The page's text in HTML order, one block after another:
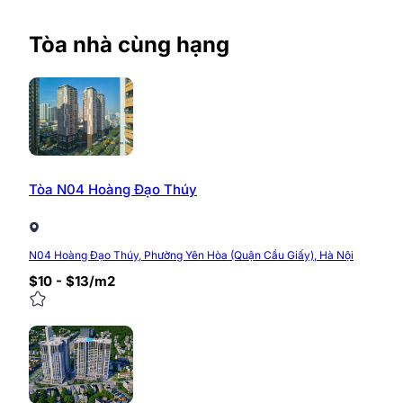
Tòa nhà cùng hạng
Tòa N04 Hoàng Đạo Thúy
N04 Hoàng Đạo Thúy, Phường Yên Hòa (Quận Cầu Giấy), Hà Nội
$10 - $13/m2